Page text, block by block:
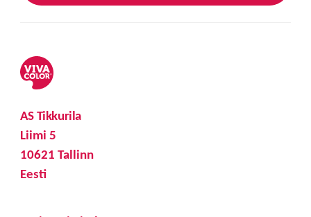
AS Tikkurila
Liimi 5
10621 Tallinn
Eesti